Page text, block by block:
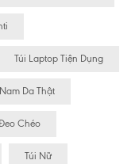
Túi Laptop Tiện Dụng
Da Thật
Chéo
Túi Nữ